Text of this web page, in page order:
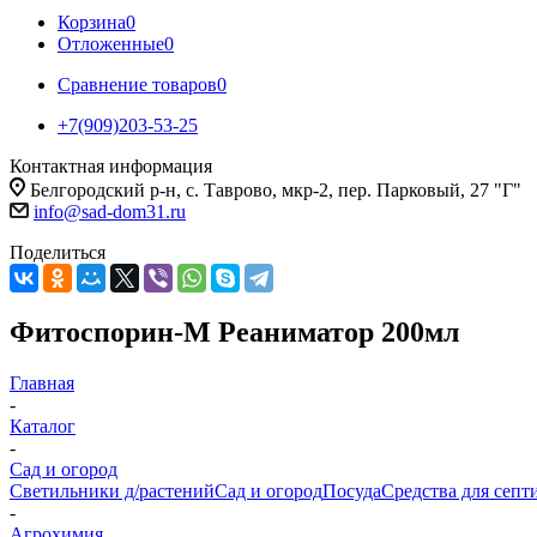
Корзина0
Отложенные0
Сравнение товаров0
+7(909)203-53-25
Контактная информация
Белгородский р-н, с. Таврово, мкр-2, пер. Парковый, 27 "Г"
info@sad-dom31.ru
Поделиться
Фитоспорин-М Реаниматор 200мл
Главная
-
Каталог
-
Сад и огород
Светильники д/растенийСад и огородПосудаСредства для
-